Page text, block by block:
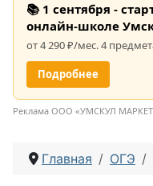
📚 1 сентября -
онлайн-школе
от 4 290 ₽/мес. 4
Подробнее
Реклама ООО «УМСКУЛ
Главная ОГЭ